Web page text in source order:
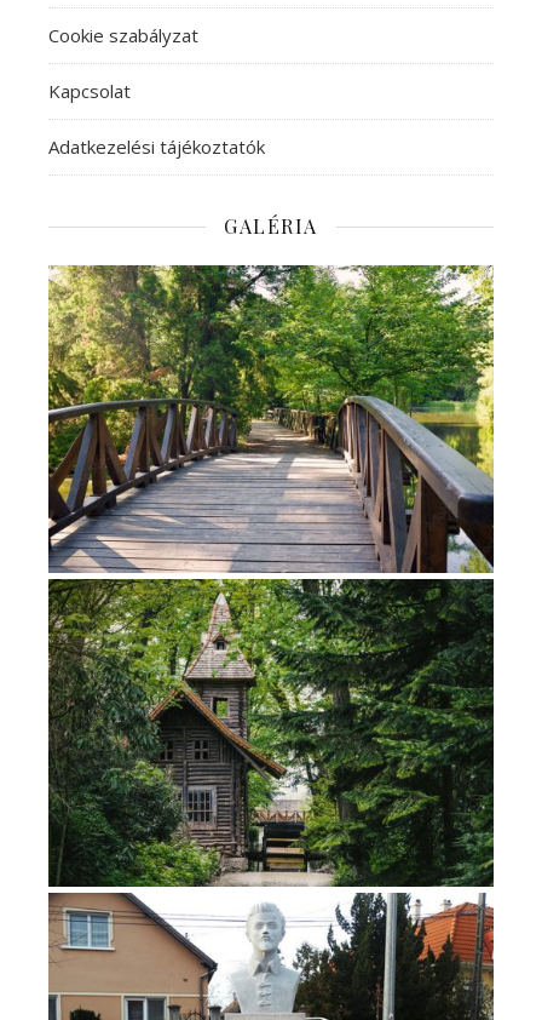
Cookie szabályzat
Kapcsolat
Adatkezelési tájékoztatók
GALÉRIA